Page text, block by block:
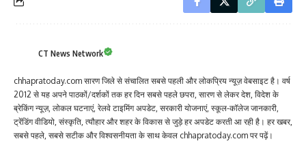
CT News Network
chhapratoday.com सारण जिले से संचालित सबसे पहली और लोकप्रिय न्यूज़ वेबसाइट है। वर्ष
2012 से यह अपने पाठकों/दर्शकों तक हर दिन सबसे पहले छपरा, सारण से लेकर देश, विदेश के
ब्रेकिंग न्यूज़, लोकल घटनाएं, रेलवे टाइमिंग अपडेट, सरकारी योजनाएं, स्कूल-कॉलेज जानकारी,
ट्रेंडिंग वीडियो, संस्कृति, त्यौहार और शहर के विकास से जुड़े हर अपडेट करती आ रही है। हर खबर,
सबसे पहले, सबसे सटीक और विश्वसनीयता के साथ केवल chhapratoday.com पर पढ़ें।